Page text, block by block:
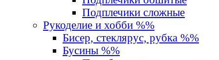
Подплечики сложные
Рукоделие и хобби %%
Бисер, стеклярус, рубка %%
Бусины %%